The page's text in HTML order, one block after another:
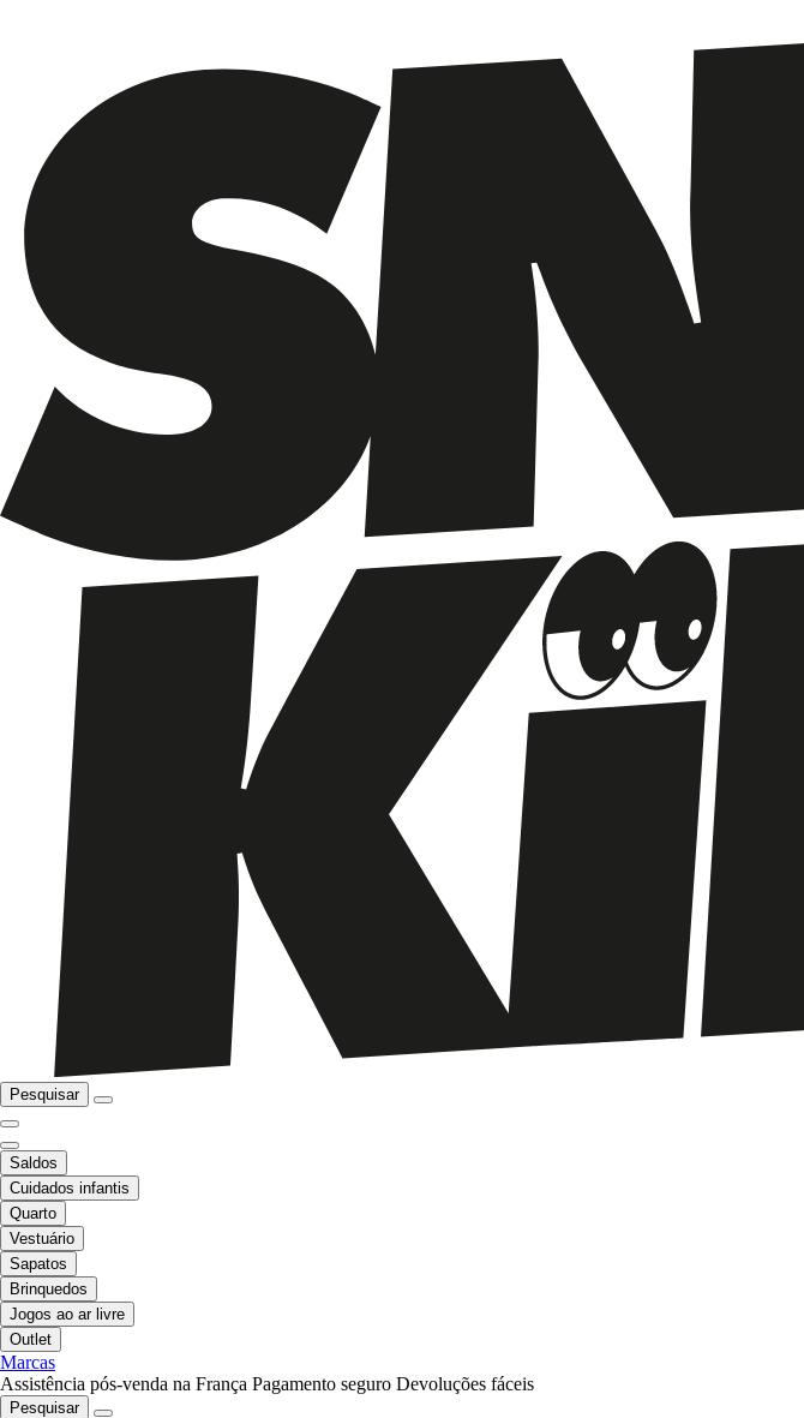
Pesquisar
Saldos
Cuidados infantis
Quarto
Vestuário
Sapatos
Brinquedos
Jogos ao ar livre
Outlet
Marcas
Assistência pós-venda na França Pagamento seguro Devoluções fáceis
Pesquisar